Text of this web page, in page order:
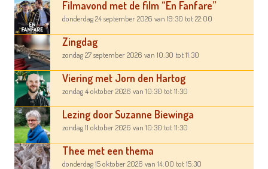
Filmavond met de film “En Fanfare”
donderdag 24 september 2026 van 19:30 tot 22:00
Zingdag
zondag 27 september 2026 van 10:30 tot 11:30
Viering met Jorn den Hartog
zondag 4 oktober 2026 van 10:30 tot 11:30
Lezing door Suzanne Biewinga
zondag 11 oktober 2026 van 10:30 tot 11:30
Thee met een thema
donderdag 15 oktober 2026 van 14:00 tot 15:30